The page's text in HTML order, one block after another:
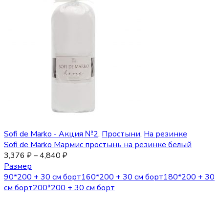
Sofi de Marko - Акция №2, Простыни, На резинке
Sofi de Marko Мармис простынь на резинке белый
3,376 ₽–4,840 ₽
Размер
90*200 + 30 см борт160*200 + 30 см борт180*200 + 30
см борт200*200 + 30 см борт